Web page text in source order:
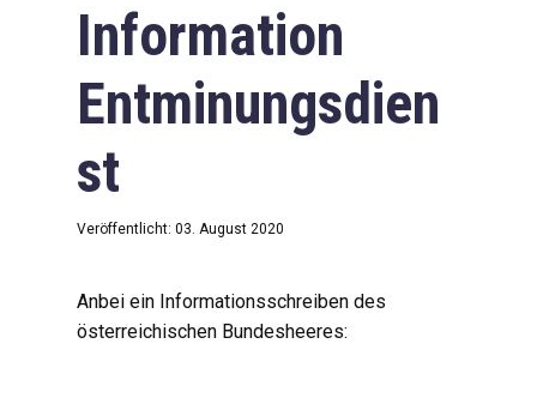
Information
Entminungsdien
st
Veröffentlicht: 03. August 2020
Anbei ein Informationsschreiben des
österreichischen Bundesheeres: